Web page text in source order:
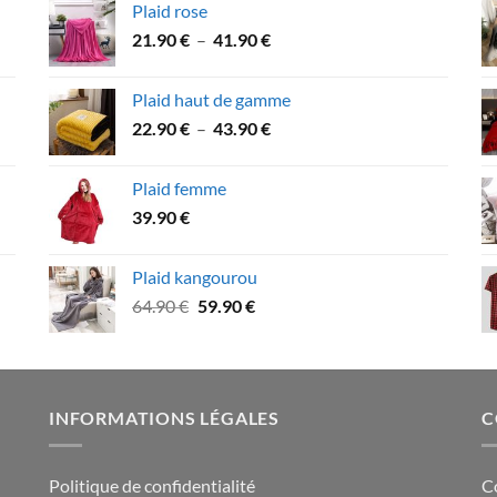
Plaid rose
21.90€ – 41.90€Plage
21.90 €
à
Plaid haut de gamme
22.90€ – 43.90€Plage
Plaid femme
39.90€
Plaid kangourou
64.90€ Le
était :
59.90€Le
est :
INFORMATIONS LÉGALES
Politique de confidentialité